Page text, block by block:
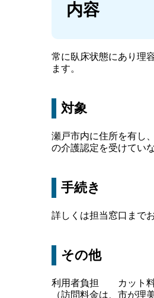
内容
常に臥床状態にあり理
ます。
対象
瀬戸市内に住所を有し
の介護認定を受けてい
手続き
詳しくは担当窓口まで
その他
利用者負担 カット料
（訪問料金は、市が理